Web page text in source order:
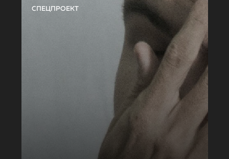
СПЕЦПРОЕКТ